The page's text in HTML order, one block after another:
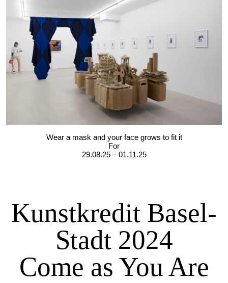
Wear a mask and your face grows to fit it
For
29.08.25 – 01.11.25
Kunstkredit Basel-
Stadt 2024
Come as You Are